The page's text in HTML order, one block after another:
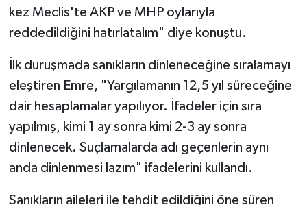
kez Meclis'te AKP ve MHP oylarıyla
reddedildiğini hatırlatalım" diye konuştu.
İlk duruşmada sanıkların dinleneceğine sıralamayı
eleştiren Emre, "Yargılamanın 12,5 yıl süreceğine
dair hesaplamalar yapılıyor. İfadeler için sıra
yapılmış, kimi 1 ay sonra kimi 2-3 ay sonra
dinlenecek. Suçlamalarda adı geçenlerin aynı
anda dinlenmesi lazım" ifadelerini kullandı.
Sanıkların aileleri ile tehdit edildiğini öne süren